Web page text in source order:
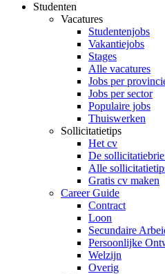
Studenten
Vacatures
Studentenjobs
Vakantiejobs
Stages
Alle vacatures
Jobs per
Jobs per sector
Populaire jobs
Thuiswerken
Sollicitatietips
Het cv
De
Alle
Gratis cv maken
Career Guide
Contract
Loon
Secundaire
Persoonlijke
Welzijn
Overig